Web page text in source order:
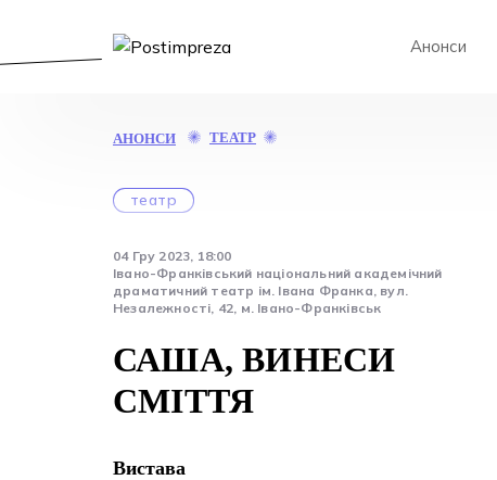
Анонси
АНОНСИ ТЕАТР
театр
04 Гру 2023, 18:00
Івано-Франківський національний академічний
драматичний театр ім. Івана Франка, вул.
Незалежності, 42, м. Івано-Франківськ
САША, ВИНЕСИ
СМІТТЯ
Вистава